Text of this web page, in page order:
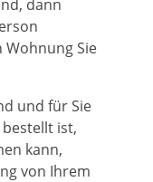
dann
Sie
und für Sie
ist,
kann,
von Ihrem